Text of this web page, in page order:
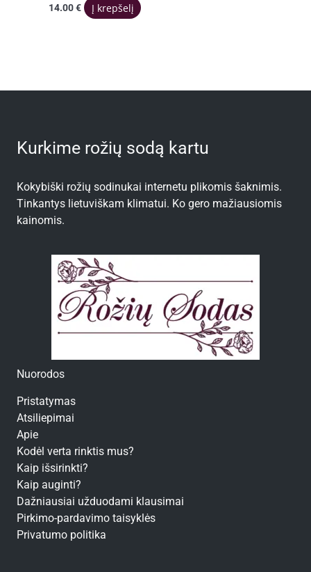
14.00€ Į krepšelį
Kurkime rožių sodą kartu
Kokybiški rožių sodinukai internetu plikomis šaknimis.
Tinkantys lietuviškam klimatui. Ko gero mažiausiomis
kainomis.
Nuorodos
Pristatymas
Atsiliepimai
Apie
Kodėl verta rinktis mus?
Kaip išsirinkti?
Kaip auginti?
Dažniausiai užduodami klausimai
Pirkimo-pardavimo taisyklės
Privatumo politika